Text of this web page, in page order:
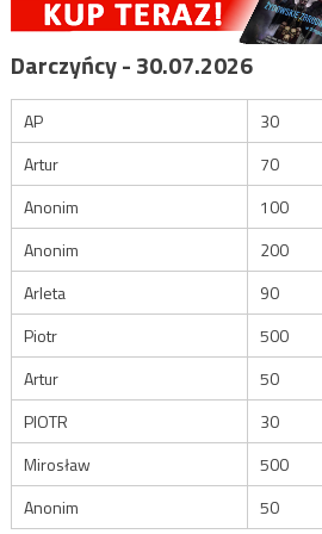
Darczyńcy - 30.07.2026
AP
30
Artur
70
Anonim
100
Anonim
200
Arleta
90
Piotr
500
Artur
50
PIOTR
30
Mirosław
500
Anonim
50